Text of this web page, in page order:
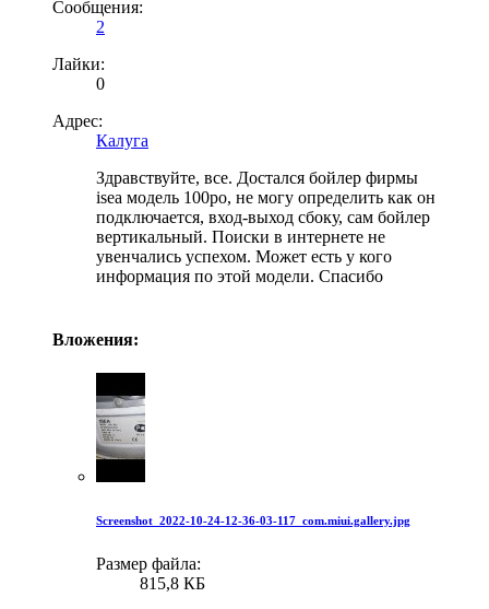
Сообщения:
2
Лайки:
0
Адрес:
Калуга
Здравствуйте, все. Достался бойлер фирмы
isea модель 100po, не могу определить как он
подключается, вход-выход сбоку, сам бойлер
вертикальный. Поиски в интернете не
увенчались успехом. Может есть у кого
информация по этой модели. Спасибо
Вложения:
Screenshot_2022-10-24-12-36-03-117_com.miui.gallery.jpg
Размер файла:
815,8 КБ